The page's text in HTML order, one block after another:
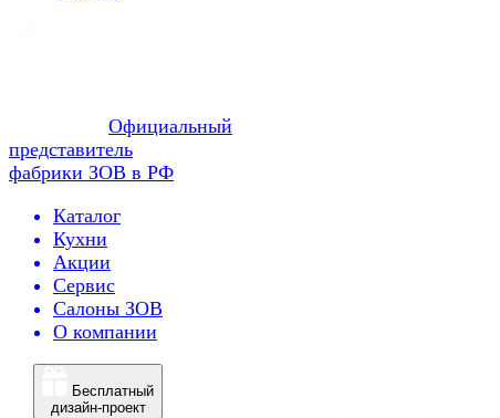
Официальный
представитель
фабрики ЗОВ в РФ
Каталог
Кухни
Акции
Сервис
Салоны ЗОВ
О компании
Бесплатный
дизайн-проект